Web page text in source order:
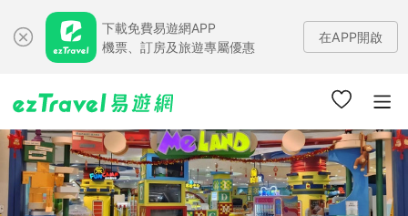
下載免費易遊網APP
機票、訂房及旅遊專屬優惠
在APP開啟